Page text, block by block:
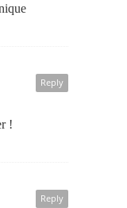
Reply
!
Reply